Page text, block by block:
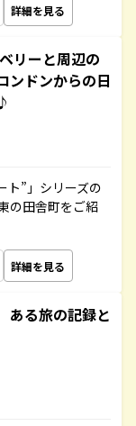
詳細を見る
リーと周辺の
ンドンからの日
ト”」シリーズの
の田舎町をご紹
詳細を見る
る旅の記録と